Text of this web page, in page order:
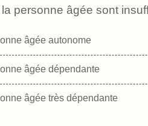
personne âgée sont
âgée autonome
âgée dépendante
âgée très dépendante